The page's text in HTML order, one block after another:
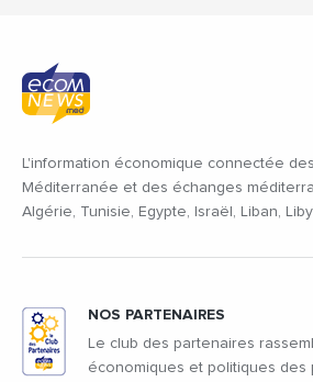
L'information économique connectée
Méditerranée et des échanges
Algérie, Tunisie, Egypte, Israël, Liban,
NOS PARTENAIRES
Le club des partenaires
économiques et politiques des